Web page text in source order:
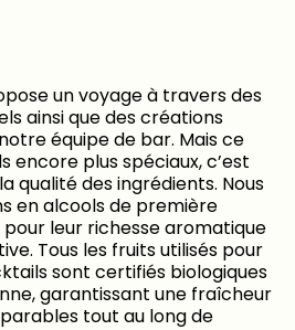
un voyage à travers des
ainsi que des créations
équipe de bar. Mais ce
encore plus spéciaux, c’est
qualité des ingrédients. Nous
en alcools de première
leur richesse aromatique
Tous les fruits utilisés pour
sont certifiés biologiques
garantissant une fraîcheur
tout au long de